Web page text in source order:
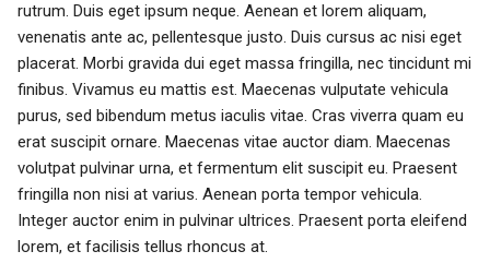
rutrum. Duis eget ipsum neque. Aenean et lorem aliquam,
venenatis ante ac, pellentesque justo. Duis cursus ac nisi eget
placerat. Morbi gravida dui eget massa fringilla, nec tincidunt mi
finibus. Vivamus eu mattis est. Maecenas vulputate vehicula
purus, sed bibendum metus iaculis vitae. Cras viverra quam eu
erat suscipit ornare. Maecenas vitae auctor diam. Maecenas
volutpat pulvinar urna, et fermentum elit suscipit eu. Praesent
fringilla non nisi at varius. Aenean porta tempor vehicula.
Integer auctor enim in pulvinar ultrices. Praesent porta eleifend
lorem, et facilisis tellus rhoncus at.